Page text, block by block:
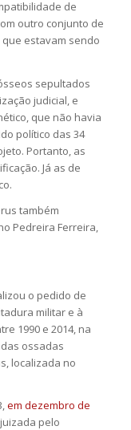
de
outro conjunto de
que estavam sendo
sepultados
judicial, e
que não havia
político das 34
Portanto, as
Já as de
também
Pedreira Ferreira,
o pedido de
militar e à
1990 e 2014, na
ossadas
localizada no
em dezembro de
pelo